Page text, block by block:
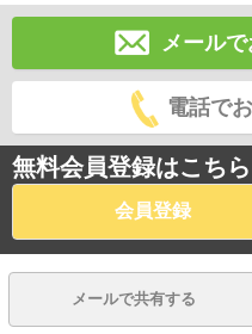
メール
電話で
無料会員登録はこちら
会員登録
メールで共有する